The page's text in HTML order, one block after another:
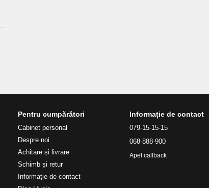
Pentru cumpărători
Cabinet personal
Despre noi
Achitare și livrare
Schimb și retur
Informație de contact
Informație de contact
079-15-15-15
068-888-900
Apel callback